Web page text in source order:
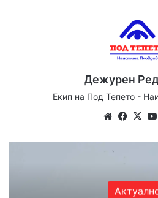
Дежурен
Екип на Под Тепето -
WebsiteX